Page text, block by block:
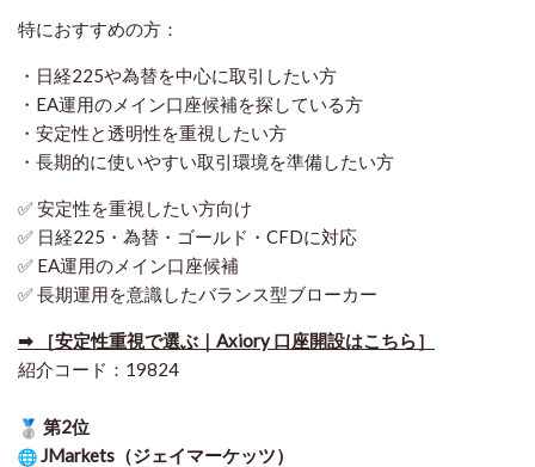
特におすすめの方：
・日経225や為替を中心に取引したい方
・EA運用のメイン口座候補を探している方
・安定性と透明性を重視したい方
・長期的に使いやすい取引環境を準備したい方
✅ 安定性を重視したい方向け
✅ 日経225・為替・ゴールド・CFDに対応
✅ EA運用のメイン口座候補
✅ 長期運用を意識したバランス型ブローカー
➡ ［安定性重視で選ぶ｜Axiory 口座開設はこちら］
紹介コード：19824
第2位
JMarkets（ジェイマーケッツ）